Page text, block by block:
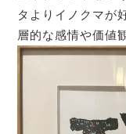
タよりイノクマが